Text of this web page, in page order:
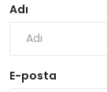
Adı
E-posta